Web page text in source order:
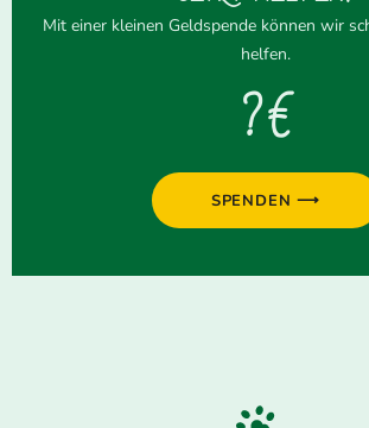
Mit einer kleinen Geldspende können wir
helfen.
? €
SPENDEN ⟶